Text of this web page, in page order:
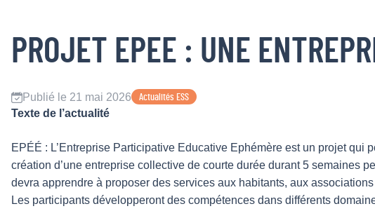
PROJET EPEE : UNE
Publié le 21 mai 2026 Actualités ESS
Texte de l’actualité
EPÉÉ : L’Entreprise Participative Educative Ephémère est un projet qui
création d’une entreprise collective de courte durée durant 5 semaines
devra apprendre à proposer des services aux habitants, aux
Les participants développeront des compétences dans différents